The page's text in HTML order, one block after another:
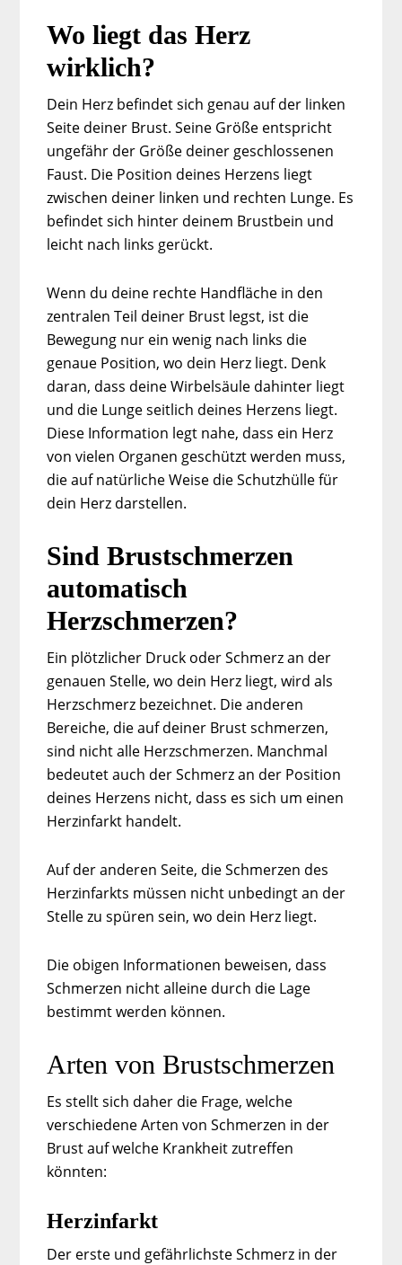
Wo liegt das Herz
wirklich?
Dein Herz befindet sich genau auf der linken
Seite deiner Brust. Seine Größe entspricht
ungefähr der Größe deiner geschlossenen
Faust. Die Position deines Herzens liegt
zwischen deiner linken und rechten Lunge. Es
befindet sich hinter deinem Brustbein und
leicht nach links gerückt.
Wenn du deine rechte Handfläche in den
zentralen Teil deiner Brust legst, ist die
Bewegung nur ein wenig nach links die
genaue Position, wo dein Herz liegt. Denk
daran, dass deine Wirbelsäule dahinter liegt
und die Lunge seitlich deines Herzens liegt.
Diese Information legt nahe, dass ein Herz
von vielen Organen geschützt werden muss,
die auf natürliche Weise die Schutzhülle für
dein Herz darstellen.
Sind Brustschmerzen
automatisch
Herzschmerzen?
Ein plötzlicher Druck oder Schmerz an der
genauen Stelle, wo dein Herz liegt, wird als
Herzschmerz bezeichnet. Die anderen
Bereiche, die auf deiner Brust schmerzen,
sind nicht alle Herzschmerzen. Manchmal
bedeutet auch der Schmerz an der Position
deines Herzens nicht, dass es sich um einen
Herzinfarkt handelt.
Auf der anderen Seite, die Schmerzen des
Herzinfarkts müssen nicht unbedingt an der
Stelle zu spüren sein, wo dein Herz liegt.
Die obigen Informationen beweisen, dass
Schmerzen nicht alleine durch die Lage
bestimmt werden können.
Arten von Brustschmerzen
Es stellt sich daher die Frage, welche
verschiedene Arten von Schmerzen in der
Brust auf welche Krankheit zutreffen
könnten:
Herzinfarkt
Der erste und gefährlichste Schmerz in der